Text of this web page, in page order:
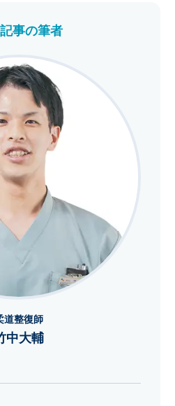
事の筆者
道整復師
中大輔